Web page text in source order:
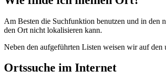
Am Besten die Suchfunktion benutzen und in den
den Ort nicht lokalisieren kann.
Neben den aufgeführten Listen weisen wir auf
Ortssuche im Internet